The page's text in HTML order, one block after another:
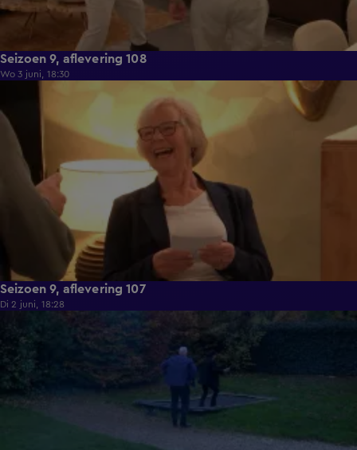
Seizoen 9, aflevering 108
Wo 3 juni, 18:30
Seizoen 9, aflevering 107
Di 2 juni, 18:28